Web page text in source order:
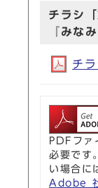
チラシ
『みな
チ
PDFフ
必要です
い場合に
Adobe